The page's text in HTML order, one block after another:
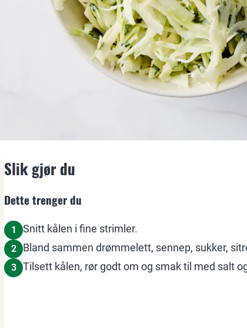
Slik gjør du
Dette trenger du
1 Snitt kålen i fine strimler.
2 Bland sammen drømmelett, sennep, sukker,
3 Tilsett kålen, rør godt om og smak til med salt